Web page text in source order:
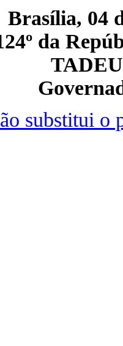
Brasília, 04
da
substitui o